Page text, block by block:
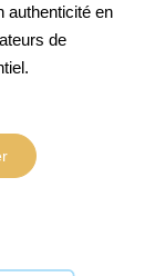
authenticité en
de